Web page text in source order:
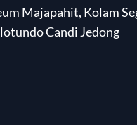
Majapahit, Kolam
Candi Jedong